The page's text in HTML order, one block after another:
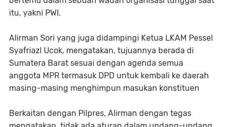
itu, yakni PWI.
Alirman Sori yang juga didampingi Ketua LKAM Pessel
Syafriazl Ucok, mengatakan, tujuannya berada di
Sumatera Barat sesuai dengan agenda semua
anggota MPR termasuk DPD untuk kembali ke daerah
masing-masing menghimpun masukan konstituen
Berkaitan dengan Pilpres, Alirman dengan tegas